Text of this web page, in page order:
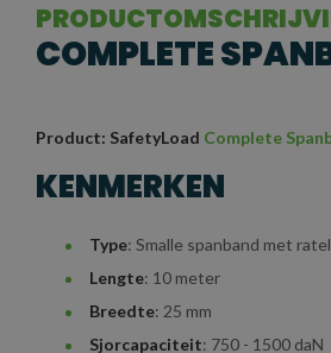
COMPLETE
Product: SafetyLoad Complete
KENMERKEN
Type: Smalle spanband met
Lengte: 10 meter
Breedte: 25 mm
Sjorcapaciteit: 750 - 1500 daN